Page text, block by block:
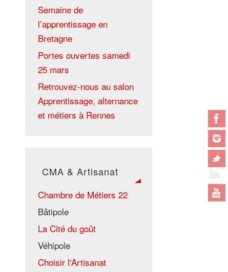
Semaine de
l’apprentissage en
Bretagne
Portes ouvertes samedi
25 mars
Retrouvez-nous au salon
Apprentissage, alternance
et métiers à Rennes
CMA & Artisanat
Chambre de Métiers 22
Bâtipole
La Cité du goût
Véhipole
Choisir l'Artisanat